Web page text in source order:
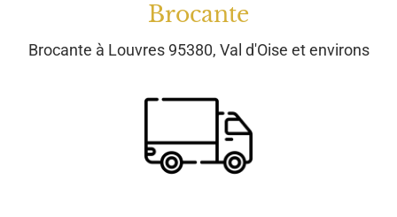
Brocante
Brocante à Louvres 95380, Val d'Oise et environs